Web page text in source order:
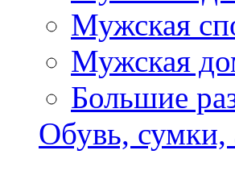
Мужская
Мужская
Большие
Обувь, сумки,